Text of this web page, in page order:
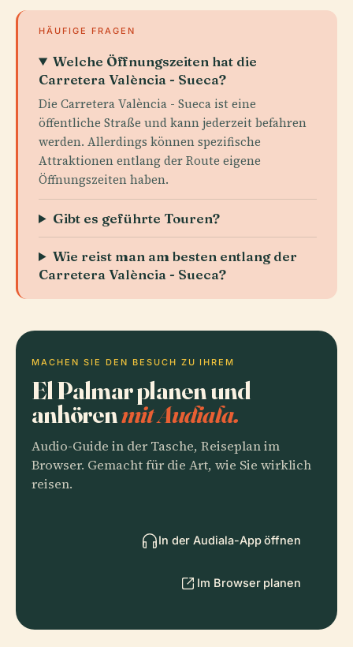
HÄUFIGE FRAGEN
Welche Öffnungszeiten hat die
Carretera València - Sueca?
Die Carretera València - Sueca ist eine
öffentliche Straße und kann jederzeit befahren
werden. Allerdings können spezifische
Attraktionen entlang der Route eigene
Öffnungszeiten haben.
Gibt es geführte Touren?
Wie reist man am besten entlang der
Carretera València - Sueca?
MACHEN SIE DEN BESUCH ZU IHREM
El Palmar planen und
anhörenmit Audiala.
Audio-Guide in der Tasche, Reiseplan im
Browser. Gemacht für die Art, wie Sie wirklich
reisen.
In der Audiala-App öffnen
Im Browser planen